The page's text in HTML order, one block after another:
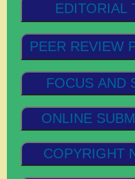
EDITORIAL
PEER REVIEW
FOCUS AND
ONLINE
COPYRIGHT